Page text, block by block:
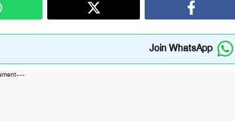
Join WhatsApp
---Advertisement---